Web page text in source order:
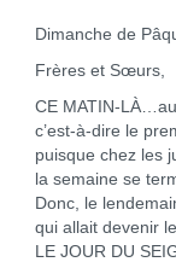
Dimanche de
Frères et Sœurs,
CE MATIN-
c’est-à-dire le
puisque chez les
la semaine se
Donc, le
qui allait devenir
LE JOUR DU